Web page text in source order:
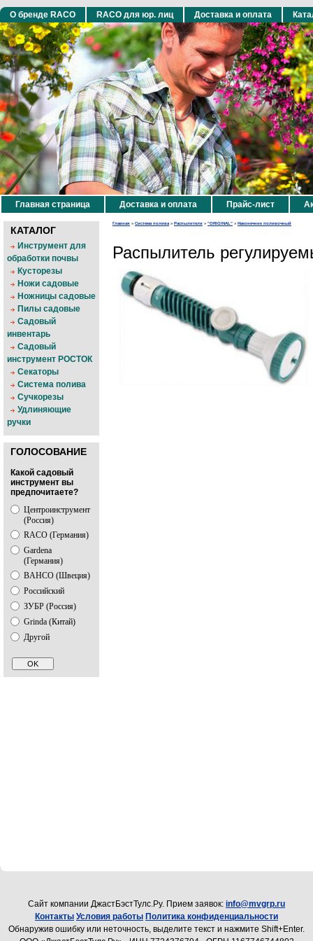
О бренде RACO RACO для юр. лиц Доставка и оплата
Главная страница Доставка и оплата Прайс-лист
КАТАЛОГ
Инструмент для
обработки почвы
Кусторезы
Ножи садовые
Ножницы садовые
Пилы садовые
Садовый
инвентарь
Садовый
инструмент РОСТОК
Секаторы
Система полива
Сучкорезы
Удлиняющие
ручки
ГОЛОСОВАНИЕ
Какой садовый
инструмент вы
предпочитаете?
Центроинструмент
(Россия)
RACO (Германия)
Gardena
(Германия)
BAHCO (Швеция)
Российский
ЗУБР (Россия)
Grinda (Китай)
Другой
Главная » Система полива » Распылители » "ORIGINAL" » Наконечник поливочный
Распылитель
Cайт компании ДжастБэстТулс.Ру. Прием заявок: info@mvgrp.ru
Контакты Условия работы Политика конфиденциальности
Обнаружив ошибку или неточность, выделите текст и нажмите Shift+Enter.